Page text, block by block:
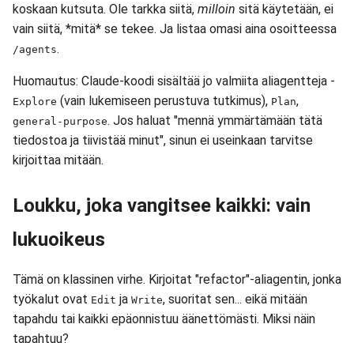
koskaan kutsuta. Ole tarkka siitä, milloin sitä käytetään, ei
vain siitä, *mitä* se tekee. Ja listaa omasi aina osoitteessa
/agents.
Huomautus: Claude-koodi sisältää jo valmiita aliagentteja -
Explore (vain lukemiseen perustuva tutkimus), Plan,
general-purpose. Jos haluat "mennä ymmärtämään tätä
tiedostoa ja tiivistää minut", sinun ei useinkaan tarvitse
kirjoittaa mitään.
Loukku, joka vangitsee kaikki: vain
lukuoikeus
Tämä on klassinen virhe. Kirjoitat "refactor"-aliagentin, jonka
työkalut ovat Edit ja Write, suoritat sen... eikä mitään
tapahdu tai kaikki epäonnistuu äänettömästi. Miksi näin
tapahtuu?